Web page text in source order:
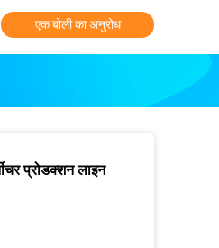
एक बोली का अनुरोध
प्रोडक्शन लाइन